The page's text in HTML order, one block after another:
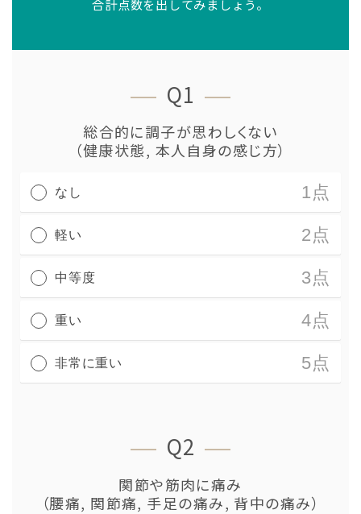
合計点数を出してみましょう。
Q1
総合的に調子が思わしくない
（健康状態, 本人自身の感じ方）
なし 1点
軽い 2点
中等度 3点
重い 4点
非常に重い 5点
Q2
関節や筋肉に痛み
（腰痛, 関節痛, 手足の痛み, 背中の痛み）